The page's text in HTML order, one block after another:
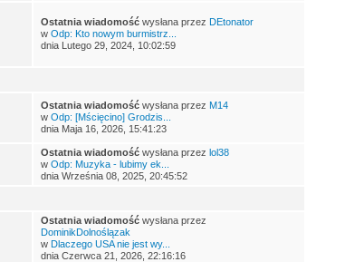
Ostatnia wiadomośćwysłana przez DEtonator
w Odp: Kto nowym burmistrz...
dnia Lutego 29, 2024, 10:02:59
Ostatnia wiadomośćwysłana przez M14
w Odp: [Mścięcino] Grodzis...
dnia Maja 16, 2026, 15:41:23
Ostatnia wiadomośćwysłana przez lol38
w Odp: Muzyka - lubimy ek...
dnia Września 08, 2025, 20:45:52
Ostatnia wiadomośćwysłana przez
DominikDolnoślązak
w Dlaczego USA nie jest wy...
dnia Czerwca 21, 2026, 22:16:16